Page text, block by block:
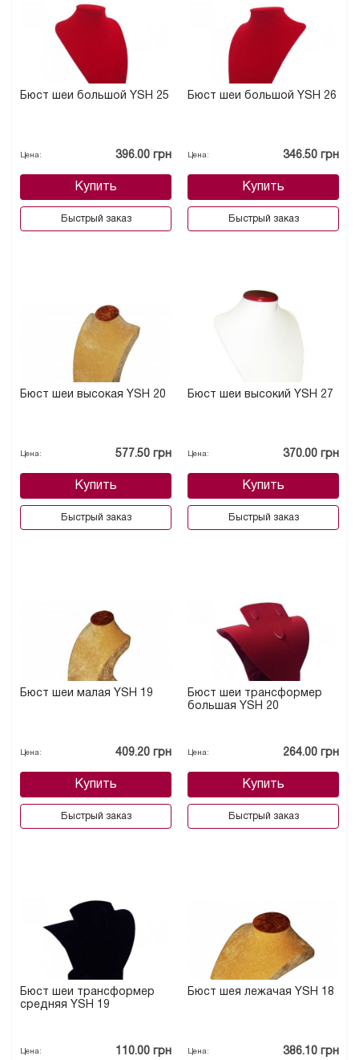
Бюст шеи большой YSH 25
Цена: 396.00 грн
Купить
Быстрый заказ
Бюст шеи большой YSH 26
Цена: 346.50 грн
Купить
Быстрый заказ
Бюст шеи высокая YSН 20
Цена: 577.50 грн
Купить
Быстрый заказ
Бюст шеи высокий YSН 27
Цена: 370.00 грн
Купить
Быстрый заказ
Бюст шеи малая YSН 19
Цена: 409.20 грн
Купить
Быстрый заказ
Бюст шеи трансформер
большая YSН 20
Цена: 264.00 грн
Купить
Быстрый заказ
Бюст шеи трансформер
средняя YSН 19
Цена: 110.00 грн
Бюст шея лежачая YSН 18
Цена: 386.10 грн